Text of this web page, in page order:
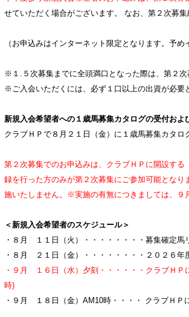
せていただく場合がございます。 なお、第２次募
（お申込みはインターネット限定となります。予
※１.５次募集までに全頭満口となった際は、第２次
※ご入会いただくには、必ず１口以上の出資が必要
新規入会希望者への１歳馬募集カタログの受付およ
クラブＨＰで８月２１日（金）に１歳馬募集カタ
第２次募集でのお申込みは、クラブＨＰに開設す
録を行った方のみが第２次募集にご参加可能とな
施いたしません。※実施の有無につきましては、９
＜新規入会希望者のスケジュール＞
・８月 １１日（火）・・・・・・・・募集確定馬
・８月 ２１日（金）・・・・・・・・２０２６年
・９月 １６日（水）夕刻・・・・・・クラブＨＰ
時)
・９月 １８日（金）AM10時・・・・ クラブＨＰ